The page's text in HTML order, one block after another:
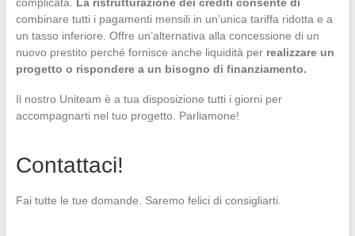
combinare tutti i pagamenti mensili in un’unica tariffa ridotta e a
un tasso inferiore. Offre un’alternativa alla concessione di un
nuovo prestito perché fornisce anche liquidità perrealizzare un
progetto o rispondere a un bisogno di finanziamento.
Il nostro Uniteam è a tua disposizione tutti i giorni per
accompagnarti nel tuo progetto. Parliamone!
Contattaci!
Fai tutte le tue domande. Saremo felici di consigliarti.